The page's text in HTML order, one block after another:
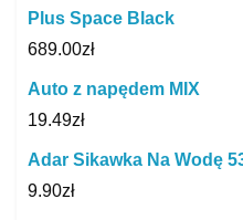
Plus Space Black
689.00zł
Auto z napędem MIX
19.49zł
Adar Sikawka Na Wodę
9.90zł